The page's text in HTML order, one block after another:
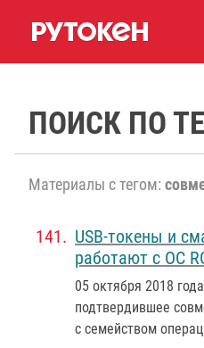
ПОИСК ПО
Материалы с тегом:
USB-токены и
работают с ОС
05 октября 2018 года
подтвердившее
с семейством